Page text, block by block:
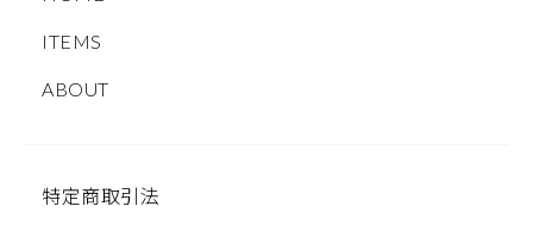
ITEMS
ABOUT
特定商取引法